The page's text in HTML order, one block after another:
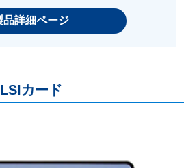
品詳細ページ
LSIカード